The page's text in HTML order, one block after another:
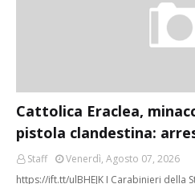
Cattolica Eraclea,
pistola clandestina:
Staff
Venerdì, Agosto 07, 2026
https://ift.tt/ulBHEJK I Carabinieri della